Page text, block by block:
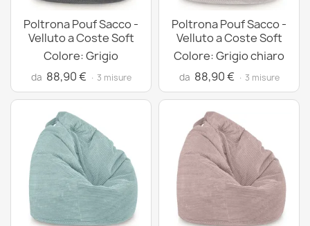
Poltrona Pouf Sacco -
Velluto a Coste Soft
Colore: Grigio
da 88,90 € · 3 misure
Poltrona Pouf Sacco -
Velluto a Coste Soft
Colore: Grigio chiaro
da 88,90 € · 3 misure